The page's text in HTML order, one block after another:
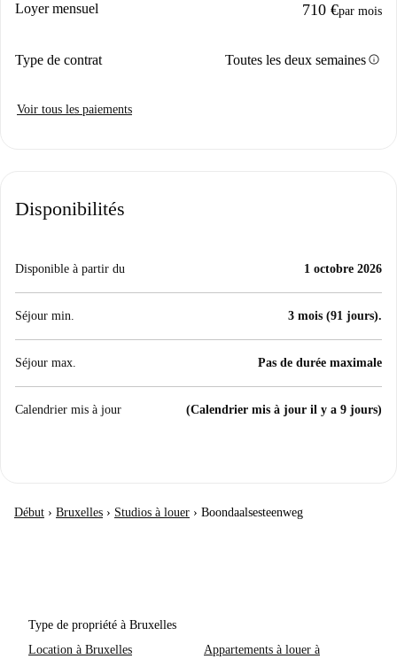
Loyer mensuel 710 €par mois
Type de contrat Toutes les deux semainesinfo
Voir tous les paiements
Disponibilités
Disponible à partir du 1 octobre 2026
Séjour min. 3 mois (91 jours).
Séjour max. Pas de durée maximale
Calendrier mis à jour (Calendrier mis à jour il y a 9 jours)
Début › Bruxelles › Studios à louer › Boondaalsesteenweg
Type de propriété à Bruxelles
Location à Bruxelles
Appartements à louer à